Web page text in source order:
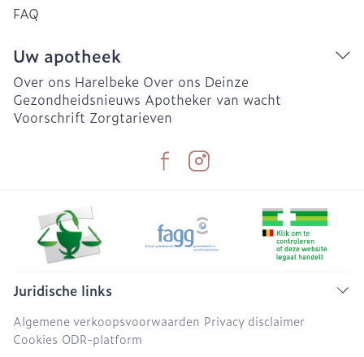
FAQ
Uw apotheek
Over ons Harelbeke Over ons Deinze
Gezondheidsnieuws Apotheker van wacht
Voorschrift Zorgtarieven
Juridische links
Algemene verkoopsvoorwaarden Privacy disclaimer
Cookies ODR-platform